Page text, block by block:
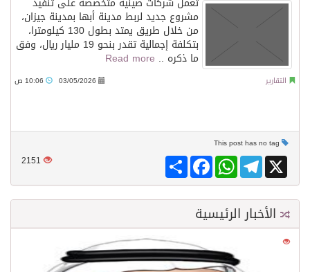
مشروع جديد لربط مدينة أبها بمدينة جيزان،
من خلال طريق يمتد بطول 130 كيلومترا،
بتكلفة إجمالية تقدر بنحو 19 مليار ريال، وفق
ما ذكره .. Read more
التقارير 03/05/2026
2151 Share
FacebookWhatsAppTelegram X
الأخبار الرئيسية
21676